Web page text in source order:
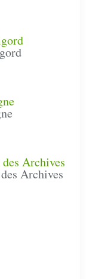
Archives